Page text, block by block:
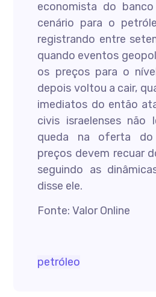
economista do
cenário para o
registrando entre
quando eventos
os preços para o
depois voltou a cair,
imediatos do então
civis israelenses não
queda na oferta do
preços devem recuar
seguindo as
disse ele.
Fonte: Valor Online
petróleo